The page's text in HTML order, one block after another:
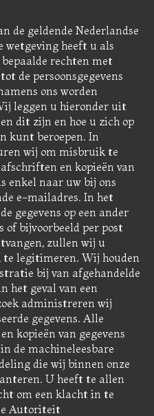
de geldende Nederlandse
wetgeving heeft u als
rechten met
de persoonsgegevens
ons worden
leggen u hieronder uit
dit zijn en hoe u zich op
kunt beroepen. In
wij om misbruik te
en kopieën van
enkel naar uw bij ons
e-mailadres. In het
gegevens op een ander
of bijvoorbeeld per post
zullen wij u
te legitimeren. Wij houden
bij van afgehandelde
het geval van een
administreren wij
gegevens. Alle
kopieën van gegevens
de machineleesbare
die wij binnen onze
U heeft te allen
om een klacht in te
Autoriteit